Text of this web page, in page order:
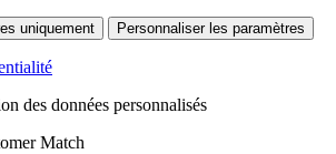
uniquement Personnaliser les paramètres
des données personnalisés
Match